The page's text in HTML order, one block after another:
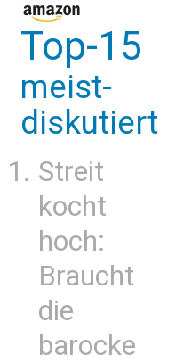
Top-15
meist-
diskutiert
Streit
kocht
hoch:
Braucht
die
barocke